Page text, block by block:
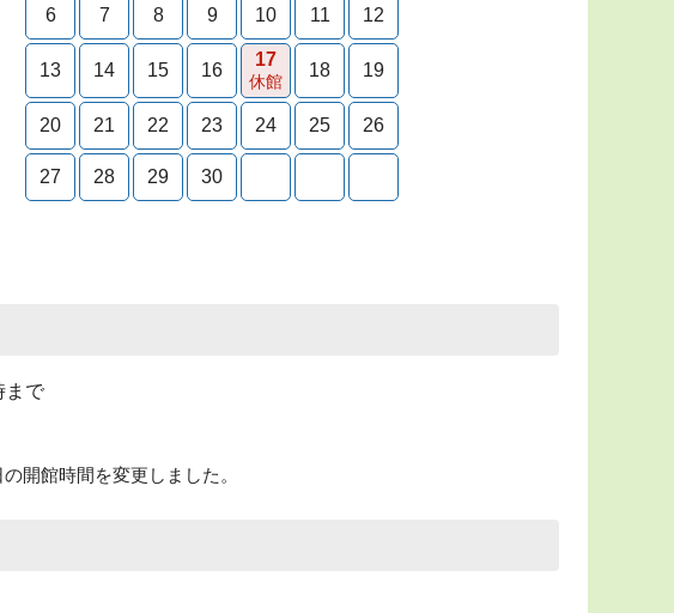
6 7 8 9 10 11 12
13 14 15 16
17
休館
18 19
20 21 22 23 24 25 26
27 28 29 30
まで
開館時間を変更しました。